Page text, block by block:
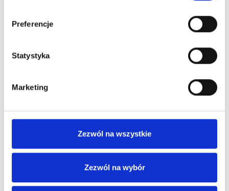
Preferencje
Statystyka
Marketing
Zezwól na wszystkie
Zezwól na wybór
97,54zł brutto